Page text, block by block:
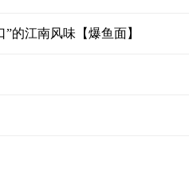
的江南风味【爆鱼面】